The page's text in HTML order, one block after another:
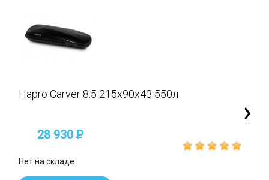
Hapro Carver 8.5 215x90x43 550л
28 930 P
Нет на складе